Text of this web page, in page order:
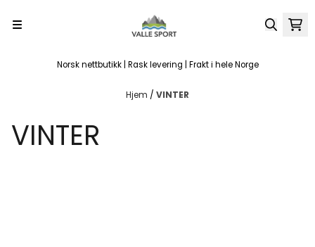
Norsk nettbutikk | Rask levering | Frakt i hele Norge
Hjem / VINTER
VINTER